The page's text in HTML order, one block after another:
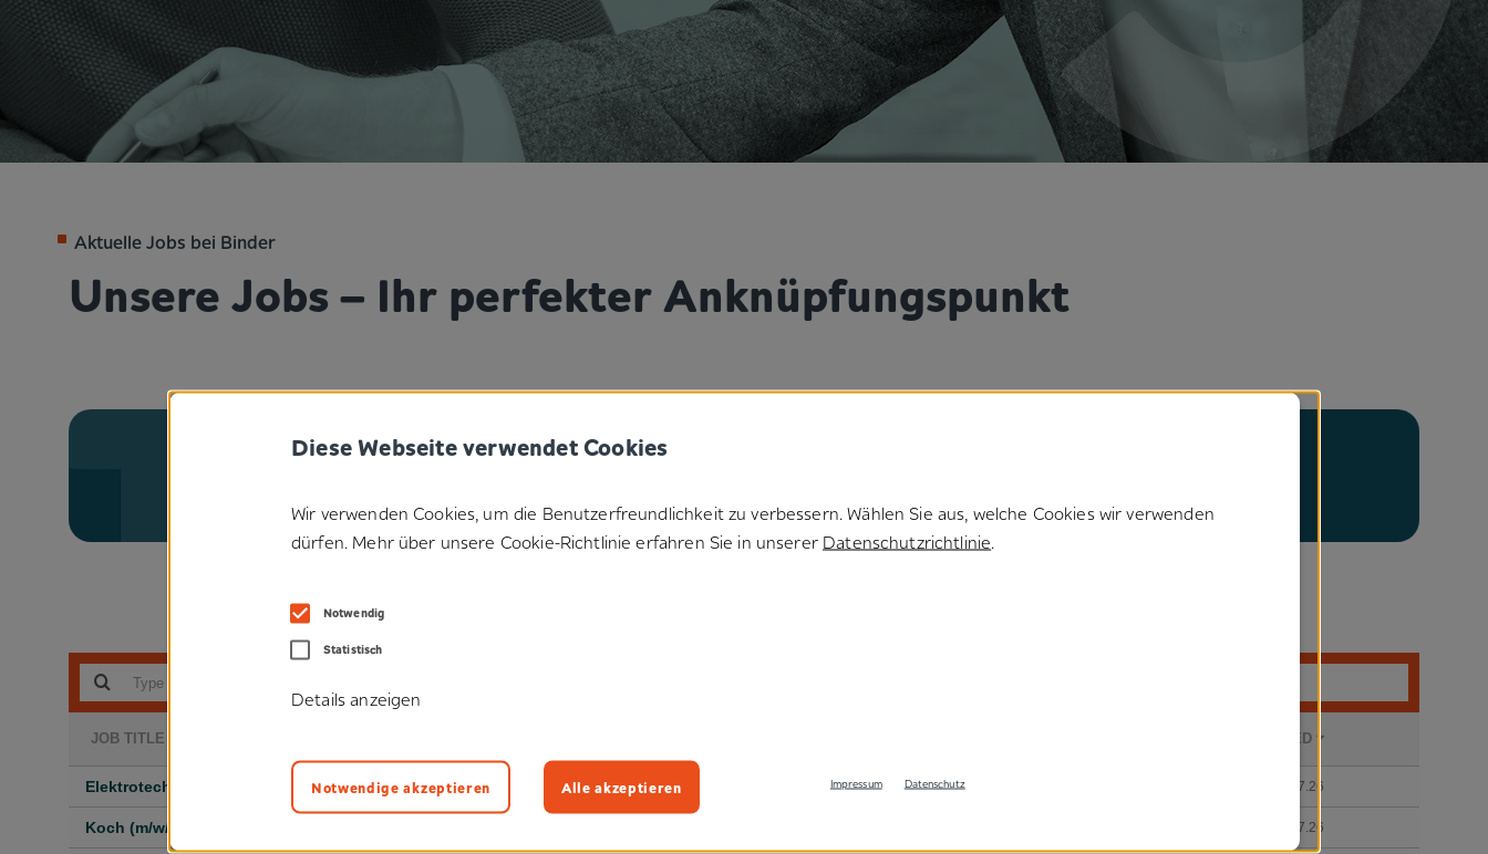
Aktuelle Jobs bei Binder
Unsere Jobs – Ihr perfekter Anknüpfungspunkt
Diese Webseite verwendet Cookies
Wir verwenden Cookies, um die Benutzerfreundlichkeit zu verbessern. Wählen Sie aus, welche Cookies wir verwenden
dürfen. Mehr über unsere Cookie-Richtlinie erfahren Sie in unserer Datenschutzrichtlinie.
Notwendig
Statistisch
Details anzeigen
Notwendige akzeptieren Alle akzeptieren Impressum Datenschutz